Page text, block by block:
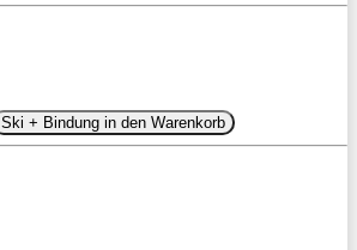
Ski + Bindung in den Warenkorb